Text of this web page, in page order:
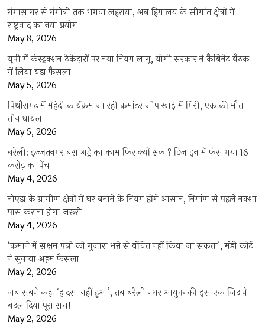
गंगासागर से गंगोत्री तक भगवा लहराया, अब हिमालय के सीमांत क्षेत्रों में
राष्ट्रवाद का नया प्रयोग
May 8, 2026
यूपी में कंस्ट्रक्शन ठेकेदारों पर नया नियम लागू, योगी सरकार ने कैबिनेट बैठक
में लिया बड़ा फैसला
May 5, 2026
पिथौरागढ़ में मेहंदी कार्यक्रम जा रही कमांडर जीप खाई में गिरी, एक की मौत
तीन घायल
May 5, 2026
बरेली: इज्जतनगर बस अड्डे का काम फिर क्यों रुका? डिजाइन में फंस गया 16
करोड़ का पेंच
May 4, 2026
नोएडा के ग्रामीण क्षेत्रों में घर बनाने के नियम होंगे आसान, निर्माण से पहले नक्शा
पास कराना होगा जरूरी
May 4, 2026
‘कमाने में सक्षम पत्नी को गुजारा भत्ते से वंचित नहीं किया जा सकता’, मंडी कोर्ट
ने सुनाया अहम फैसला
May 2, 2026
जब सबने कहा ‘हादसा नहीं हुआ’, तब बरेली नगर आयुक्त की इस एक जिद ने
बदल दिया पूरा सच!
May 2, 2026